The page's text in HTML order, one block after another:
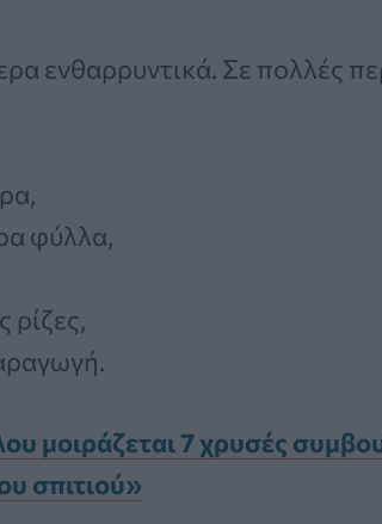
ενθαρρυντικά. Σε πολλές
φύλλα,
ρίζες,
μοιράζεται 7 χρυσές
σπιτιού»